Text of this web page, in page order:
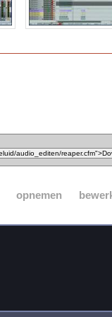
opnemen